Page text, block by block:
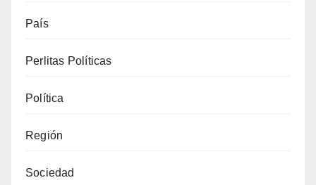
País
Perlitas Políticas
Política
Región
Sociedad